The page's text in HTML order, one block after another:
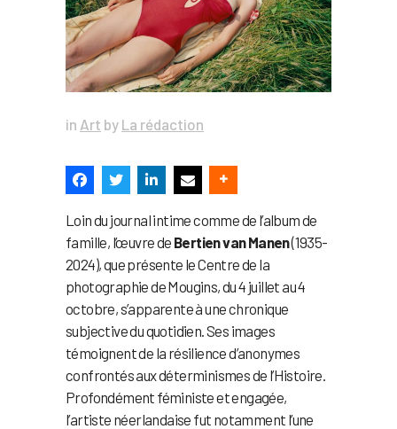
in Art by La rédaction
Loin du journal intime comme de l’album de
famille, l’œuvre de Bertien van Manen(1935-
2024), que présente le Centre de la
photographie de Mougins, du 4 juillet au 4
octobre, s’apparente à une chronique
subjective du quotidien. Ses images
témoignent de la résilience d’anonymes
confrontés aux déterminismes de l’Histoire.
Profondément féministe et engagée,
l’artiste néerlandaise fut notamment l’une